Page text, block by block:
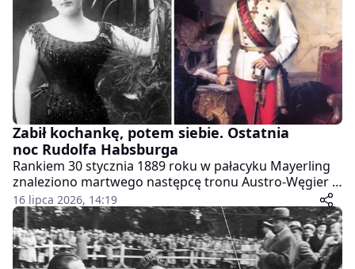
Zabił kochankę, potem siebie. Ostatnia
noc Rudolfa Habsburga
Rankiem 30 stycznia 1889 roku w pałacyku Mayerling
znaleziono martwego następcę tronu Austro-Węgier i
jego siedemnastoletnią kochankę. Dwór natychmiast
zaczął ukrywać prawdę.
16 lipca 2026, 14:19